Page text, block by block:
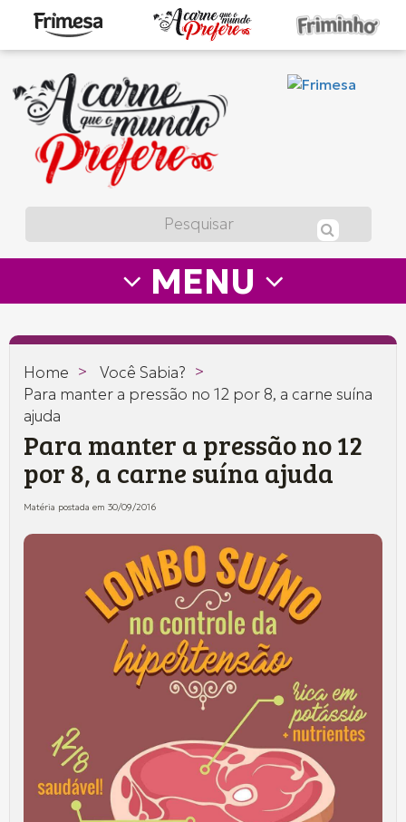
A
carne
que
prefere
—
Frimesa
MENU
Home > Você Sabia? >
Para manter a pressão no 12 por 8, a carne suína
ajuda
Para manter a pressão no 12
por 8, a carne suína ajuda
Matéria postada em 30/09/2016